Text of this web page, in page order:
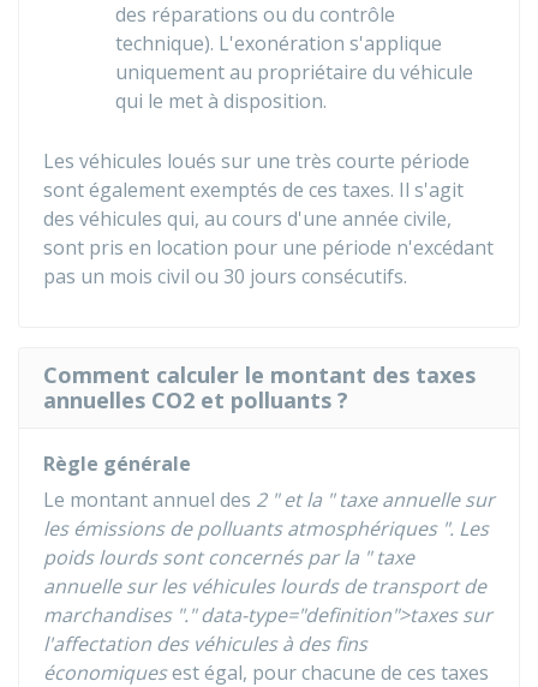
des réparations ou du contrôle
technique). L'exonération s'applique
uniquement au propriétaire du véhicule
qui le met à disposition.
Les véhicules loués sur une très courte période
sont également exemptés de ces taxes. Il s'agit
des véhicules qui, au cours d'une année civile,
sont pris en location pour une période n'excédant
pas un mois civil ou 30 jours consécutifs.
Comment calculer le montant des taxes
annuelles CO2 et polluants ?
Règle générale
Le montant annuel des 2 " et la " taxe annuelle sur
les émissions de polluants atmosphériques ". Les
poids lourds sont concernés par la " taxe
annuelle sur les véhicules lourds de transport de
marchandises "." data-type="definition">taxes sur
l'affectation des véhicules à des fins
économiquesest égal, pour chacune de ces taxes